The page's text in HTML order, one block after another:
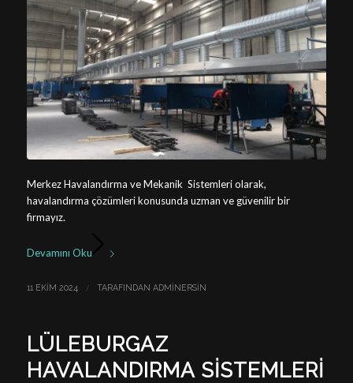
Merkez Havalandırma ve Mekanik Sistemleri olarak,
havalandırma çözümleri konusunda uzman ve güvenilir bir
firmayız.
Devamını Oku
11 EKIM 2024 / TARAFINDAN ADMINERSIN
LÜLEBURGAZ
HAVALANDIRMA SISTEMLERI